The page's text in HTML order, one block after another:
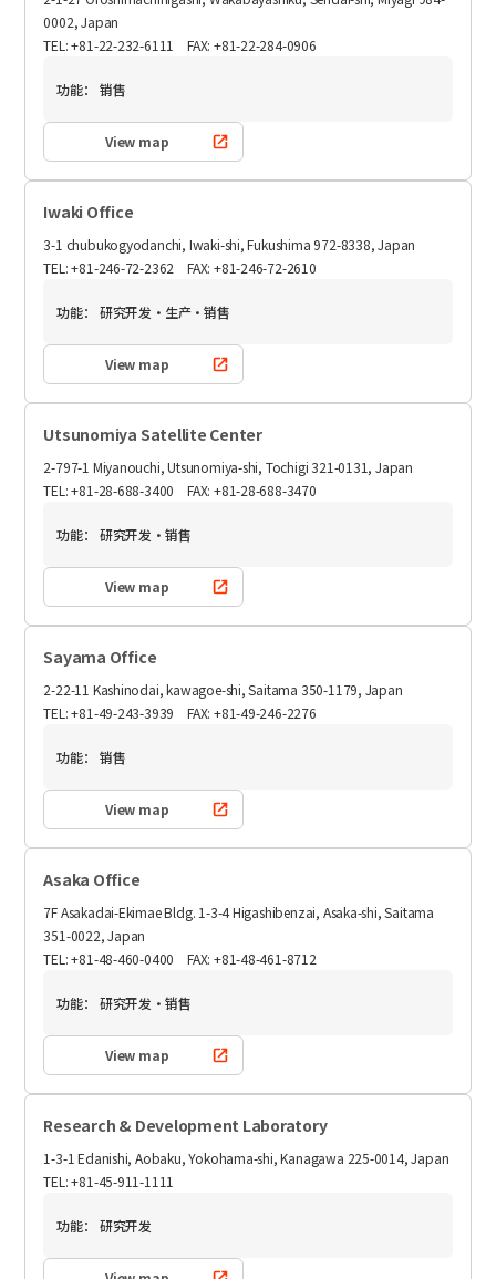
0002, Japan
TEL: +81-22-232-6111 FAX: +81-22-284-0906
功能： 销售
View map
Iwaki Office
3-1 chubukogyodanchi, Iwaki-shi, Fukushima 972-8338, Japan
TEL: +81-246-72-2362 FAX: +81-246-72-2610
功能： 研究开发・生产・销售
View map
Utsunomiya Satellite Center
2-797-1 Miyanouchi, Utsunomiya-shi, Tochigi 321-0131, Japan
TEL: +81-28-688-3400 FAX: +81-28-688-3470
功能： 研究开发・销售
View map
Sayama Office
2-22-11 Kashinodai, kawagoe-shi, Saitama 350-1179, Japan
TEL: +81-49-243-3939 FAX: +81-49-246-2276
功能： 销售
View map
Asaka Office
7F Asakadai-Ekimae Bldg. 1-3-4 Higashibenzai, Asaka-shi, Saitama
351-0022, Japan
TEL: +81-48-460-0400 FAX: +81-48-461-8712
功能： 研究开发・销售
View map
Research & Development Laboratory
1-3-1 Edanishi, Aobaku, Yokohama-shi, Kanagawa 225-0014, Japan
TEL: +81-45-911-1111
功能： 研究开发